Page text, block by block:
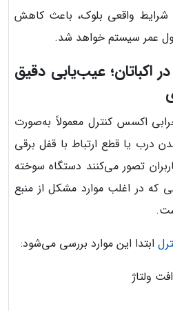
شرایط واقعی بلوک، باعث کاهش
عمر سیستم خواهد شد.
اکباتان؛ عیب‌یابی دقیق
اکسس کنترل معمولاً به‌صورت
درب یا قطع ارتباط با قفل برقی
تصور می‌کنند دستگاه سوخته
که در اغلب موارد مشکل از منبع
ابتدا این موارد بررسی می‌شود:
ولتاژ